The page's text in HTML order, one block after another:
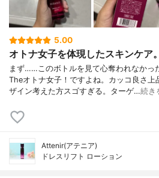
5.00
オトナ女子を体現したスキンケア。
まず……このボトルを見て心奪われなかっ
Theオトナ女子！ですよね。カッコ良さ上
ザイン考えた方スゴすぎる。ターゲ…続き
Attenir(アテニア)
ドレスリフト ローション